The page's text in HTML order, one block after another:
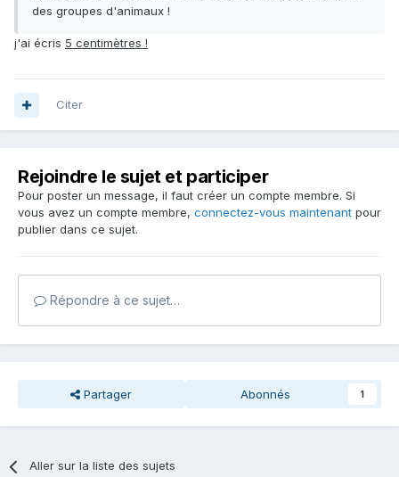
des groupes d'animaux !
j'ai écris 5 centimètres !
Citer
Rejoindre le sujet et participer
Pour poster un message, il faut créer un compte membre. Si
vous avez un compte membre, connectez-vous maintenant pour
publier dans ce sujet.
Répondre à ce sujet…
Partager Abonnés 1
Aller sur la liste des sujets